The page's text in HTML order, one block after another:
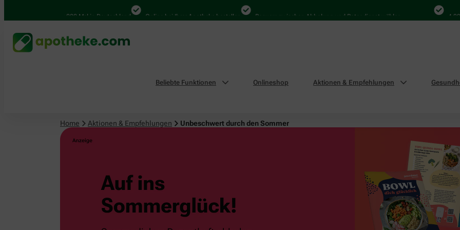
4.000 Mal in Deutschland Online bei Ihrer Apotheke bestellen Bequem zwischen Abholung und Botendienst wählen 4.000
Beliebte Funktionen Onlineshop Aktionen & Empfehlungen
Home Aktionen & Empfehlungen Unbeschwert durch den Sommer